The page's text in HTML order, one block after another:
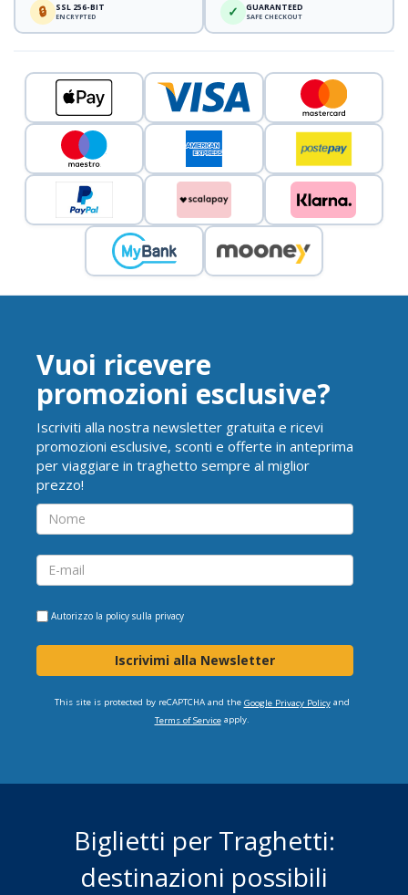
🔒 SSL 256-BIT
ENCRYPTED ✓ GUARANTEED
SAFE CHECKOUT
Vuoi ricevere
promozioni esclusive?
Iscriviti alla nostra newsletter gratuita e ricevi
promozioni esclusive, sconti e offerte in anteprima
per viaggiare in traghetto sempre al miglior
prezzo!
Autorizzo la policy sulla privacy
Iscrivimi alla Newsletter
This site is protected by reCAPTCHA and the Google Privacy Policyand
Terms of Serviceapply.
Biglietti per Traghetti:
destinazioni possibili